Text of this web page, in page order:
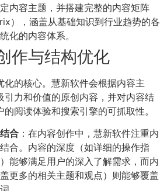
内容主题，并搭建完整的内容矩阵
），涵盖从基础知识到行业趋势的各
化的内容体系。
作与结构优化
化的核心。慧新软件会根据内容主
引力和价值的原创内容，并对内容结
阅读体验和搜索引擎的可抓取性。
合 ：在内容创作中，慧新软件注重内
合。内容的深度（如详细的操作指
能够满足用户的深入了解需求，而内
更多的相关主题和观点）则能够覆盖